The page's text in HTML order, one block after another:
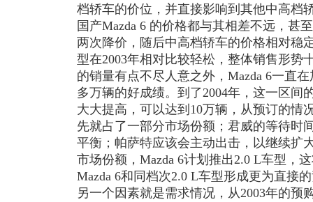
档轿车的价位，并直接影响到其他中高档
国产Mazda 6 的价格都与其相差不远，甚
两次降价，随后中高档轿车的价格相对稳
型在2003年相对比较轻松，整体销售形势
的销量有点不尽人意之外，Mazda 6一直
多万辆的好成绩。到了2004年，这一区间
大大提高，可以达到10万辆，从预订的情
先就占了一部分市场份额；君威的等待时
平衡；帕萨特应该会主动出击，以继续扩
市场份额，Mazda 6计划推出2.0 L车型，
Mazda 6和同档次2.0 L车型形成更为直接
另一个因素就是需求情况，从2003年的预